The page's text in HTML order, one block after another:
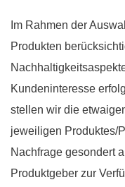
Im Rahmen der
Produkten
Kundeninteresse
stellen wir die
jeweiligen Produktes/
Nachfrage gesondert
Produktgeber zur